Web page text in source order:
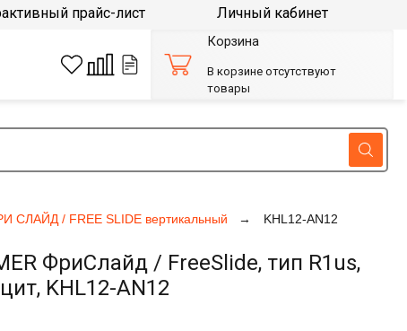
СЛАЙД / FREE SLIDE вертикальный KHL12-AN12
ФриСлайд / FreeSlide, тип R1us,
KHL12-AN12
прайс-лист Личный кабинет
Корзина
В корзине отсутствуют
товары